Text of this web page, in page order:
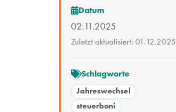
Datum
02.11.2025
Zuletzt aktualisiert: 01.12.2025
Schlagworte
Jahreswechsel
steuerboni